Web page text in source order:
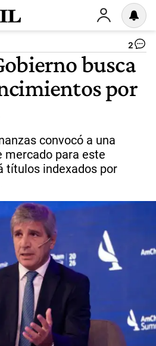
2
busca
por
convocó a una
mercado para este
títulos indexados por